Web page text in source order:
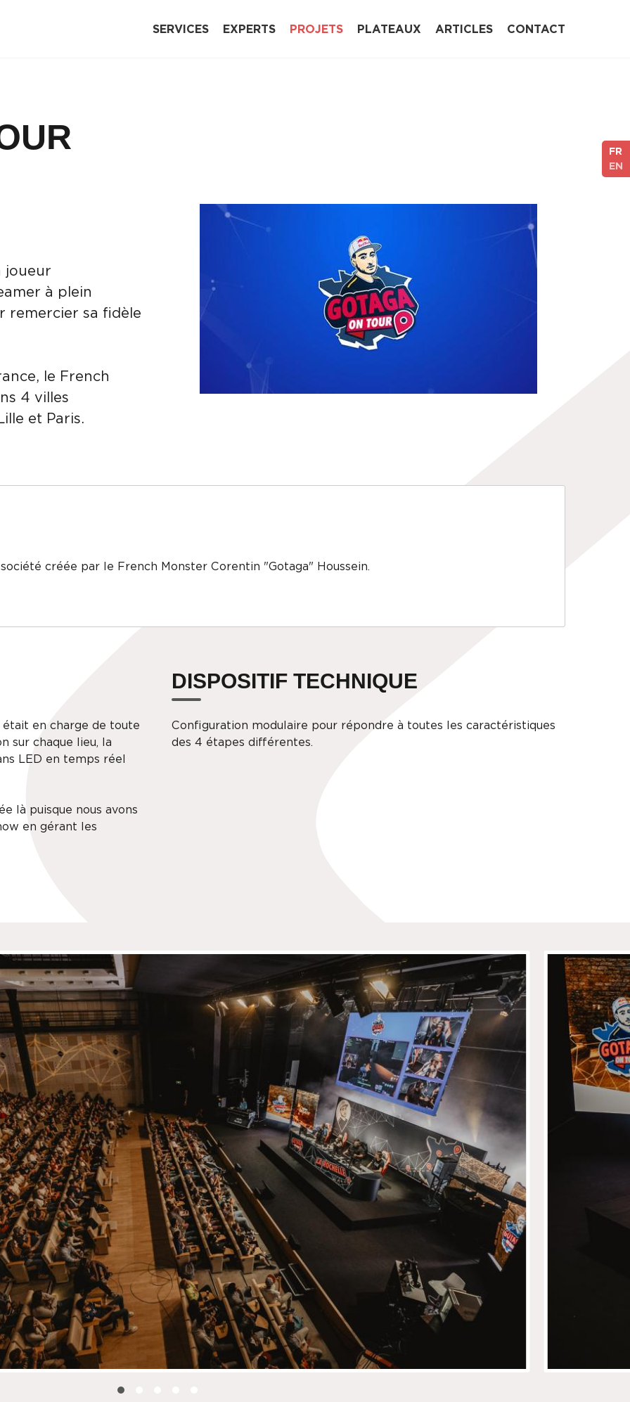
SERVICES EXPERTS PROJETS PLATEAUX ARTICLES CONTACT
FR
EN
joueur
à plein
remercier sa fidèle
le French
4 villes
et Paris.
créée par le French Monster Corentin "Gotaga" Houssein.
était en charge de toute
sur chaque lieu, la
LED en temps réel
là puisque nous avons
en gérant les
DISPOSITIF TECHNIQUE
Configuration modulaire pour répondre à toutes les caractéristiques
des 4 étapes différentes.